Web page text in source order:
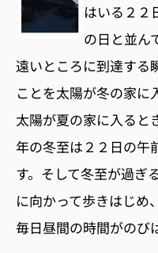
はいる２２
の日と並ん
遠いところに到達する
ことを太陽が冬の家に
太陽が夏の家に入ると
年の冬至は２２日の午
す。そして冬至が過ぎ
に向かって歩きはじめ
毎日昼間の時間がのび